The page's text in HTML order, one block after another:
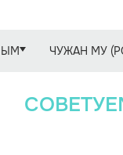
ЧУЖАН МУ